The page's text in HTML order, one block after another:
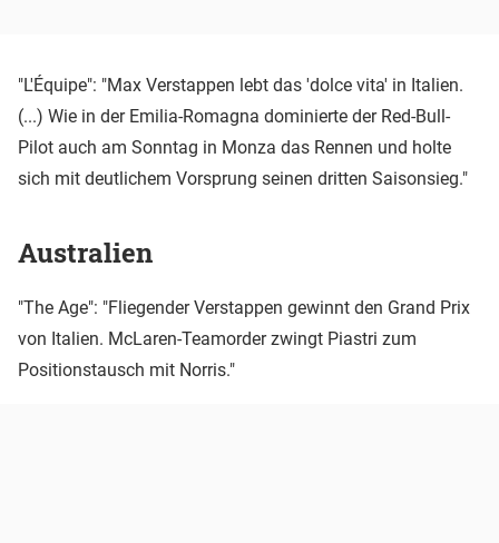
"L'Équipe": "Max Verstappen lebt das 'dolce vita' in Italien.
(...) Wie in der Emilia-Romagna dominierte der Red-Bull-
Pilot auch am Sonntag in Monza das Rennen und holte
sich mit deutlichem Vorsprung seinen dritten Saisonsieg."
Australien
"The Age": "Fliegender Verstappen gewinnt den Grand Prix
von Italien. McLaren-Teamorder zwingt Piastri zum
Positionstausch mit Norris."